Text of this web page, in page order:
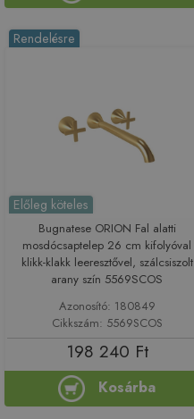
Rendelésre
Előleg köteles
Bugnatese ORION Fal alatti
mosdócsaptelep 26 cm kifolyóval
klikk-klakk leeresztővel, szálcsiszolt
arany szín 5569SCOS
Azonosító: 180849
Cikkszám: 5569SCOS
198 240 Ft
Kosárba